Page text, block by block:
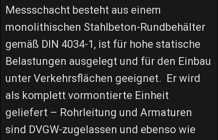
Messschacht besteht aus einem
monolithischen Stahlbeton-Rundbehälter
gemäß DIN 4034-1, ist für hohe statische
Belastungen ausgelegt und für den Einbau
unter Verkehrsflächen geeignet. Er wird
als komplett vormontierte Einheit
geliefert – Rohrleitung und Armaturen
sind DVGW-zugelassen und ebenso wie